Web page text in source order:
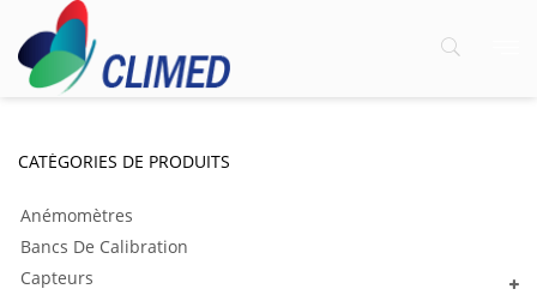
CATÉGORIES DE PRODUITS
Anémomètres
Bancs De Calibration
Capteurs